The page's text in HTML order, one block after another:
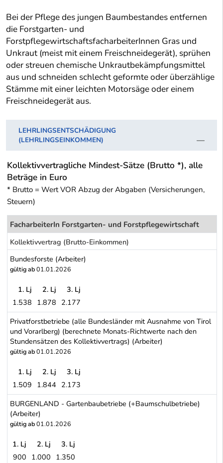
Bei der Pflege des jungen Baumbestandes entfernen
die Forstgarten- und
ForstpflegewirtschaftsfacharbeiterInnen Gras und
Unkraut (meist mit einem Freischneidegerät), sprühen
oder streuen chemische Unkrautbekämpfungsmittel
aus und schneiden schlecht geformte oder überzählige
Stämme mit einer leichten Motorsäge oder einem
Freischneidegerät aus.
LEHRLINGSENTSCHÄDIGUNG
(LEHRLINGSEINKOMMEN)
Kollektivvertragliche Mindest-Sätze (Brutto *), alle
Beträge in Euro
* Brutto = Wert VOR Abzug der Abgaben (Versicherungen,
Steuern)
FacharbeiterIn Forstgarten- und Forstpflegewirtschaft
Kollektivvertrag (Brutto-Einkommen)
Bundesforste (Arbeiter)
gültig ab01.01.2026
Bundesforste (Arbeiter)
1. Lj 2. Lj
3. Lj
1.538 1.878 2.177
Privatforstbetriebe (alle Bundesländer mit Ausnahme von Tirol
und Vorarlberg) (berechnete Monats-Richtwerte nach den
Stundensätzen des Kollektivvertrags) (Arbeiter)
gültig ab01.01.2026
Privatforstbetriebe (alle Bundesländer mit Ausnahme von Tirol
1. Lj 2. Lj
3. Lj
1.509 1.844 2.173
BURGENLAND - Gartenbaubetriebe (+Baumschulbetriebe)
(Arbeiter)
gültig ab01.01.2026
1. Lj 2. Lj
3. Lj
900 1.000 1.350